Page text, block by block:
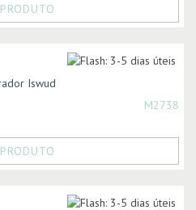
Iswud
M2738